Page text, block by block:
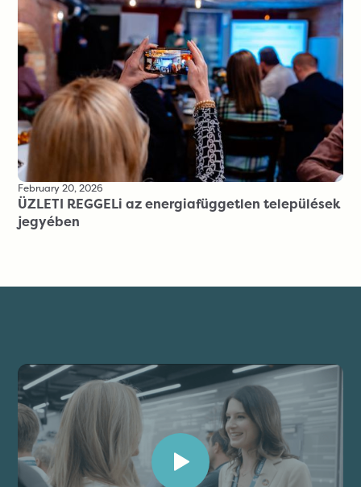
February 20, 2026
ÜZLETI REGGELi az energiafüggetlen települések
jegyében